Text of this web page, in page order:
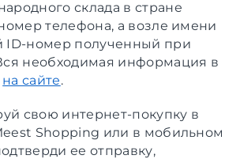
склада в стране
телефона, а возле имени
ID-номер полученный при
необходимая информация в
на сайте.
свою интернет-покупку в
Shopping или в мобильном
ее отправку,